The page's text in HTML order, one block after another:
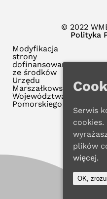
© 2022
Polityka
Modyfikacja
strony
dofinansowana
ze środków
Urzędu
Marszałkowskiego
Województwa
Pomorskiego
Serwis
plików
więcej.
OK,